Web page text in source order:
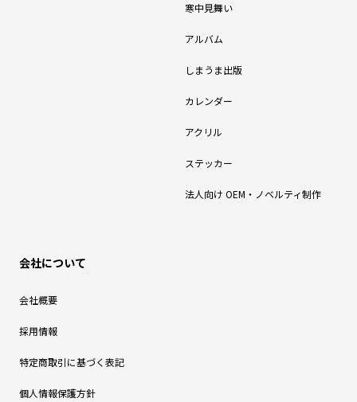
寒中見舞い
アルバム
しまうま出版
カレンダー
アクリル
ステッカー
法人向け OEM・ノベルティ制作
会社について
会社概要
採用情報
特定商取引に基づく表記
個人情報保護方針